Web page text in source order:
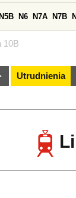
10B
N5B N6 N7A N7B
Utrudnienia